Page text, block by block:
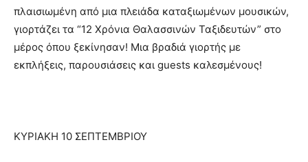
πλαισιωμένη από μια πλειάδα καταξιωμένων μουσικών,
γιορτάζει τα “12 Χρόνια Θαλασσινών Ταξιδευτών” στο
μέρος όπου ξεκίνησαν! Μια βραδιά γιορτής με
εκπλήξεις, παρουσιάσεις και guests καλεσμένους!
ΚΥΡΙΑΚΗ 10 ΣΕΠΤΕΜΒΡΙΟΥ